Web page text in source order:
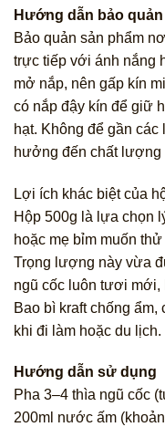
Hướng dẫn bảo quản
Bảo quản sản phẩm
trực tiếp với ánh nắng
mở nắp, nên gấp kín
có nắp đậy kín để giữ
hạt. Không để gần
hưởng đến chất lượng
Lợi ích khác biệt của
Hộp 500g là lựa chọn
hoặc mẹ bỉm muốn
Trọng lượng này vừa
ngũ cốc luôn tươi mới,
Bao bì kraft chống ẩm,
khi đi làm hoặc du lịch.
Hướng dẫn sử dụng
Pha 3–4 thìa ngũ cốc
200ml nước ấm